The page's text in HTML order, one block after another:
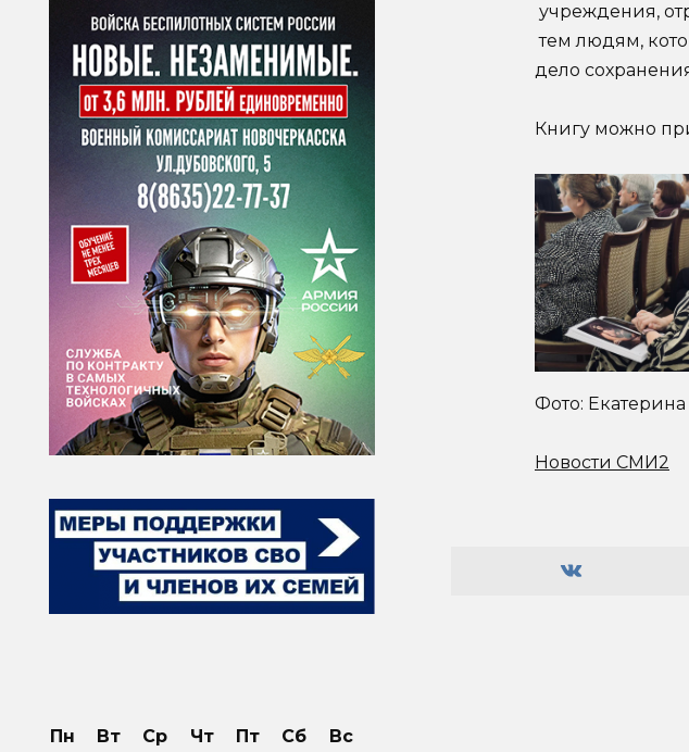
учреждения,
тем людям,
дело
Книгу можно
Фото:
Новости СМИ2
Пн Вт Ср Чт Пт Сб
Вс